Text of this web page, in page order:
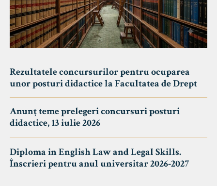
Rezultatele concursurilor pentru ocuparea
unor posturi didactice la Facultatea de Drept
Anunț teme prelegeri concursuri posturi
didactice, 13 iulie 2026
Diploma in English Law and Legal Skills.
Înscrieri pentru anul universitar 2026-2027